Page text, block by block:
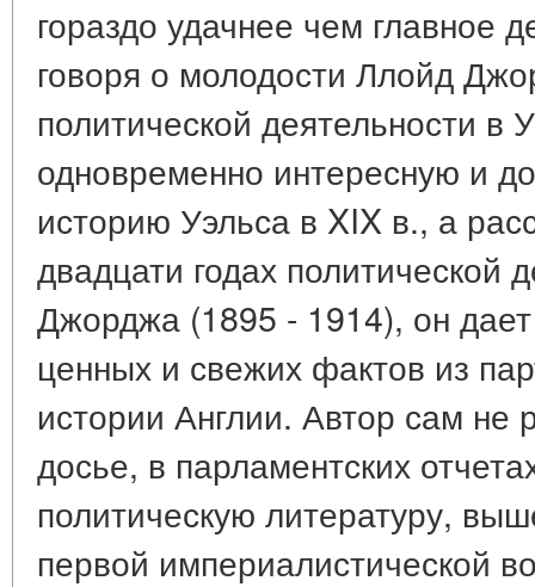
гораздо удачнее чем главное
говоря о молодости Ллойд
политической деятельности в
одновременно интересную и
историю Уэльса в XIX в., а
двадцати годах политической
Джорджа (1895 - 1914), он
ценных и свежих фактов из
истории Англии. Автор сам не
досье, в парламентских
политическую литературу,
первой империалистической